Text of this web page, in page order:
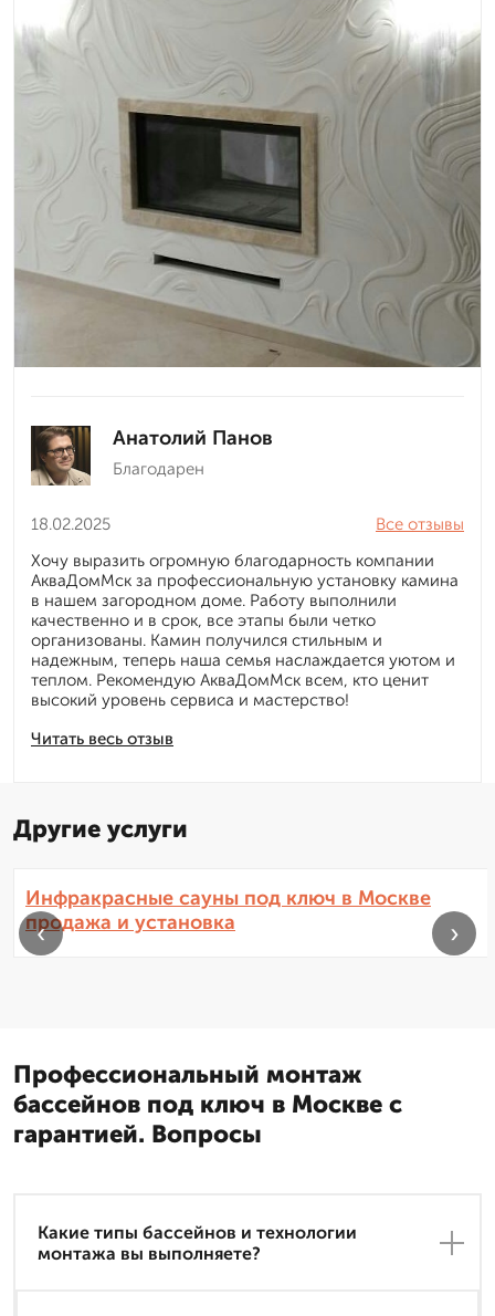
Анатолий Панов
Благодарен
18.02.2025
Читать весь отзыв
Все отзывы
Хочу выразить огромную благодарность компании
АкваДомМск за профессиональную установку камина
в нашем загородном доме. Работу выполнили
качественно и в срок, все этапы были четко
организованы. Камин получился стильным и
надежным, теперь наша семья наслаждается уютом и
теплом. Рекомендую АкваДомМск всем, кто ценит
высокий уровень сервиса и мастерство!
Другие услуги
Инфракрасные сауны под ключ в Москве
продажа и установка
‹ ›
Профессиональный монтаж
бассейнов под ключ в Москве с
гарантией. Вопросы
Какие типы бассейнов и технологии
монтажа вы выполняете?